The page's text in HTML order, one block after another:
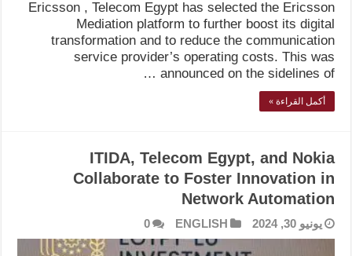
Ericsson , Telecom Egypt has selected the Ericsson
Mediation platform to further boost its digital
transformation and to reduce the communication
service provider’s operating costs. This was
announced on the sidelines of …
أكمل القراءة »
ITIDA, Telecom Egypt, and Nokia
Collaborate to Foster Innovation in
Network Automation
يونيو 30, 2024 ENGLISH
0